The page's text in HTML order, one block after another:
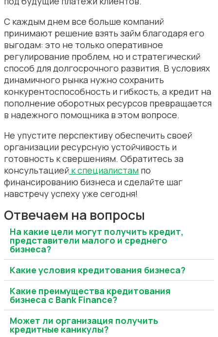
С каждым днем все больше компаний
принимают решение взять займ благодаря его
выгодам: это не только оперативное
регулирование проблем, но и стратегический
способ для долгосрочного развития. В условиях
динамичного рынка нужно сохранить
конкурентоспособность и гибкость, а кредит на
пополнение оборотных ресурсов превращается
в надежного помощника в этом вопросе.
Не упустите перспективу обеспечить своей
организации ресурсную устойчивость и
готовность к свершениям. Обратитесь за
консультацией к специалистам по
финансированию бизнеса и сделайте шаг
навстречу успеху уже сегодня!
Отвечаем на вопросы
На какие цели могут получить кредит,
представители малого и среднего
бизнеса?
Какие условия кредитования бизнеса?
Какие преимущества кредитования
бизнеса c Bank Finance?
Может ли организация получить
кредитные каникулы?